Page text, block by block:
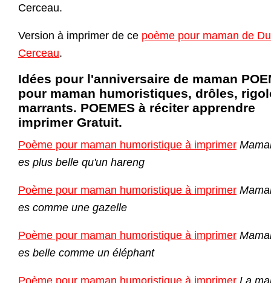
Cerceau.
Version à imprimer de ce poème pour maman de Du
Cerceau.
Idées pour l'anniversaire de maman
pour maman humoristiques, drôles,
marrants. POEMES à réciter apprendre
imprimer Gratuit.
Poème pour maman humoristique à imprimer
es plus belle qu'un hareng
Poème pour maman humoristique à imprimer
es comme une gazelle
Poème pour maman humoristique à imprimer
es belle comme un éléphant
Poème pour maman humoristique à imprimer La